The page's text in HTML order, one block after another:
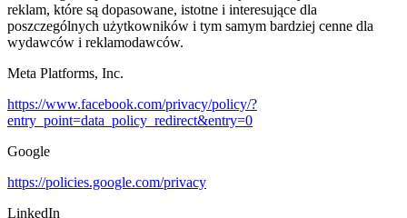
reklam, które są dopasowane, istotne i interesujące dla
poszczególnych użytkowników i tym samym bardziej cenne dla
wydawców i reklamodawców.
Meta Platforms, Inc.
https://www.facebook.com/privacy/policy/?
entry_point=data_policy_redirect&entry=0
Google
https://policies.google.com/privacy
LinkedIn